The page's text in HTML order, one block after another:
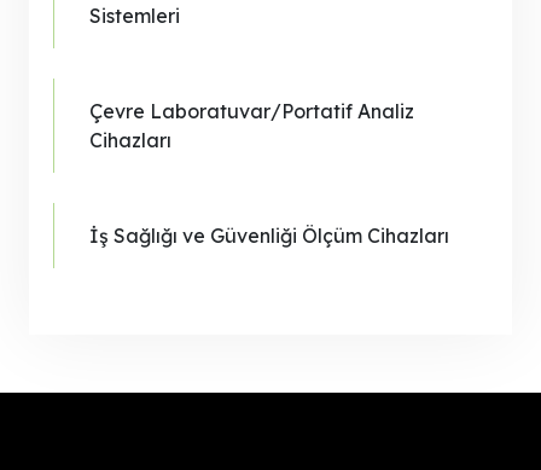
Sistemleri
Çevre Laboratuvar/Portatif Analiz
Cihazları
İş Sağlığı ve Güvenliği Ölçüm Cihazları